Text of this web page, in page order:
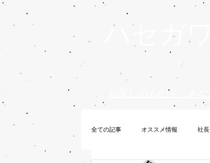
ハセガ
お探しのものを、あ
全ての記事 オススメ情報 社